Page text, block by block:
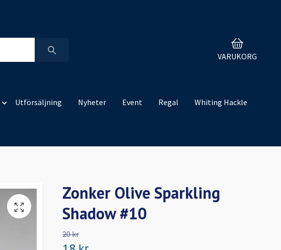
VARUKORG
Utförsäljning Nyheter Event Regal
Whiting Hackle
Zonker Olive Sparkling
Shadow #10
20 kr